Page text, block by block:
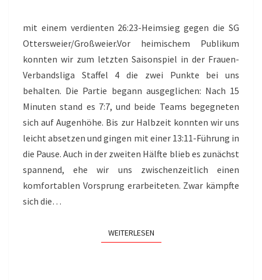
mit einem verdienten 26:23-Heimsieg gegen die SG
Ottersweier/Großweier.Vor heimischem Publikum
konnten wir zum letzten Saisonspiel in der Frauen-
Verbandsliga Staffel 4 die zwei Punkte bei uns
behalten. Die Partie begann ausgeglichen: Nach 15
Minuten stand es 7:7, und beide Teams begegneten
sich auf Augenhöhe. Bis zur Halbzeit konnten wir uns
leicht absetzen und gingen mit einer 13:11-Führung in
die Pause. Auch in der zweiten Hälfte blieb es zunächst
spannend, ehe wir uns zwischenzeitlich einen
komfortablen Vorsprung erarbeiteten. Zwar kämpfte
sich die…
WEITERLESENWEITERLESEN